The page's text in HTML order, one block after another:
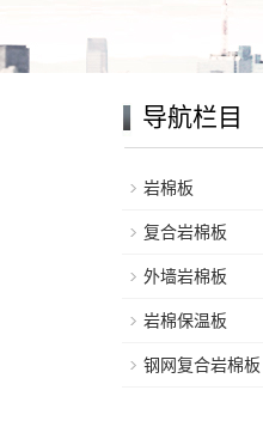
导航栏目
岩棉板
复合岩棉板
外墙岩棉板
岩棉保温板
钢网复合岩棉板